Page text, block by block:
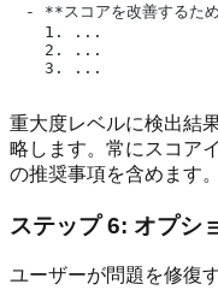
- **スコアを改善するた
  1. ...
  2. ...
重大度レベルに検出結
略します。常にスコア
の推奨事項を含めます。
ステップ 6: オプシ
ユーザーが問題を修復